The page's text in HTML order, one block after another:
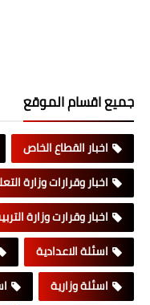
جميع اقسام الموقع
اخبار القطاع الخاص
اخبار وقرارات وزارة
اخبار وقرارت وزارة
اسئلة الاعدادية
اسئلة وزارية